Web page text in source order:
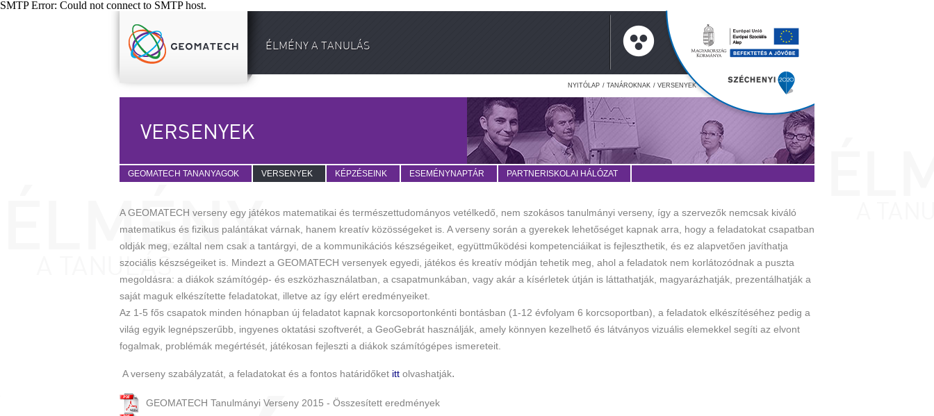
SMTP Error: Could not connect to SMTP host.
ÉLMÉNY A TANULÁS
NYITÓLAP / TANÁROKNAK / VERSENYEK
VERSENYEK
GEOMATECH TANANYAGOK VERSENYEK KÉPZÉSEINK ESEMÉNYNAPTÁR PARTNERISKOLAI HÁLÓZAT
A GEOMATECH verseny egy játékos matematikai és természettudományos vetélkedő, nem szokásos tanulmányi verseny, így a szervezők nemcsak kiváló
matematikus és fizikus palántákat várnak, hanem kreatív közösségeket is. A verseny során a gyerekek lehetőséget kapnak arra, hogy a feladatokat csapatban
oldják meg, ezáltal nem csak a tantárgyi, de a kommunikációs készségeiket, együttműködési kompetenciáikat is fejleszthetik, és ez alapvetően javíthatja
szociális készségeiket is. Mindezt a GEOMATECH versenyek egyedi, játékos és kreatív módján tehetik meg, ahol a feladatok nem korlátozódnak a puszta
megoldásra: a diákok számítógép- és eszközhasználatban, a csapatmunkában, vagy akár a kísérletek útján is láttathatják, magyarázhatják, prezentálhatják a
saját maguk elkészítette feladatokat, illetve az így elért eredményeiket.
Az 1-5 fős csapatok minden hónapban új feladatot kapnak korcsoportonkénti bontásban (1-12 évfolyam 6 korcsoportban), a feladatok elkészítéséhez pedig a
világ egyik legnépszerűbb, ingyenes oktatási szoftverét, a GeoGebrát használják, amely könnyen kezelhető és látványos vizuális elemekkel segíti az elvont
fogalmak, problémák megértését, játékosan fejleszti a diákok számítógépes ismereteit.
A verseny szabályzatát, a feladatokat és a fontos határidőket itt olvashatják.
GEOMATECH Tanulmányi Verseny 2015 - Összesített eredmények